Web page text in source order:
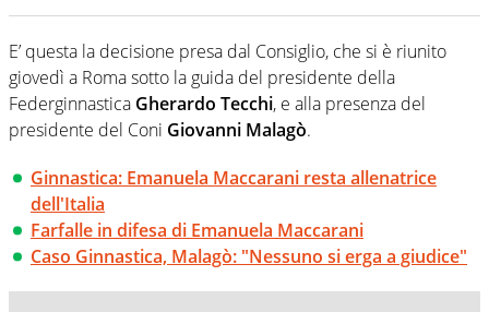
E’ questa la decisione presa dal Consiglio, che si è riunito
giovedì a Roma sotto la guida del presidente della
Federginnastica Gherardo Tecchi, e alla presenza del
presidente del Coni Giovanni Malagò.
Ginnastica: Emanuela Maccarani resta allenatrice
dell'Italia
Farfalle in difesa di Emanuela Maccarani
Caso Ginnastica, Malagò: "Nessuno si erga a giudice"